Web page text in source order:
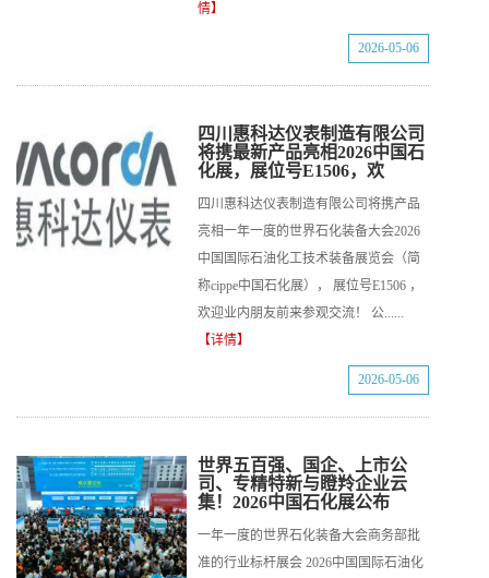
情】
2026-05-06
四川惠科达仪表制造有限公司
将携最新产品亮相2026中国石
化展，展位号E1506，欢
四川惠科达仪表制造有限公司将携产品
亮相一年一度的世界石化装备大会2026
中国国际石油化工技术装备展览会（简
称cippe中国石化展）， 展位号E1506 ，
欢迎业内朋友前来参观交流！ 公......
【详情】
2026-05-06
世界五百强、国企、上市公
司、专精特新与瞪羚企业云
集！2026中国石化展公布
一年一度的世界石化装备大会商务部批
准的行业标杆展会 2026中国国际石油化